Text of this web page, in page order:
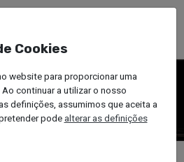
Cultura
Cookies
website para proporcionar uma
continuar a utilizar o nosso
definições, assumimos que aceita a
podealterar as definições